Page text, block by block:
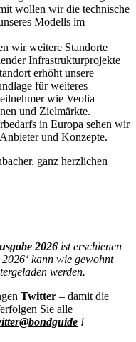
wollen wir die technische
Modells im
wir weitere Standorte
Infrastrukturprojekte
erhöht unsere
für weiteres
wie Veolia
und Zielmärkte.
in Europa sehen wir
und Konzepte.
ganz herzlichen
2026 ist erschienen
kann wie gewohnt
werden.
Twitter – damit die
Sie alle
!